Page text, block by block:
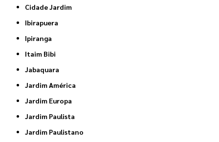
Cidade Jardim
Ibirapuera
Ipiranga
Itaim Bibi
Jabaquara
Jardim América
Jardim Europa
Jardim Paulista
Jardim Paulistano